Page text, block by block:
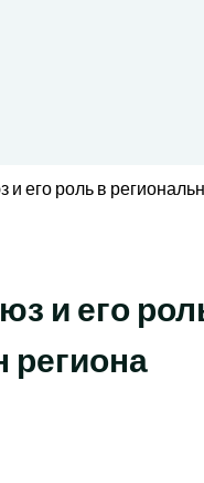
его роль в
и его
региона